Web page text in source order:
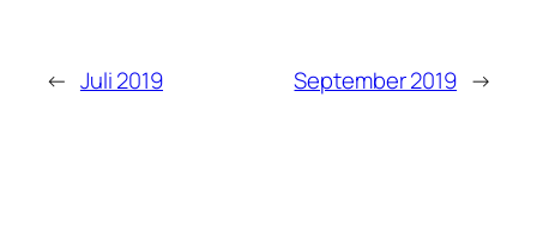
← Juli 2019 September 2019 →